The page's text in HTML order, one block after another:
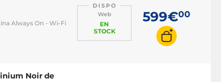
Always On - Wi-Fi
DISPO
Web
EN
STOCK
599€00
Noir de